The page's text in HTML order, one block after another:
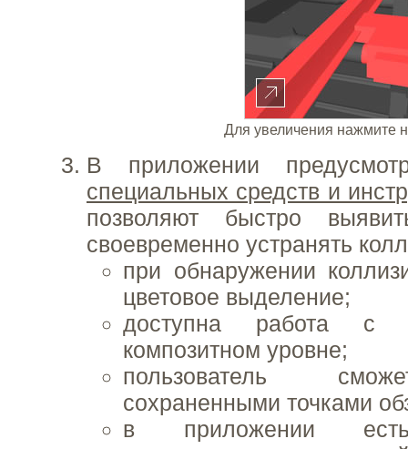
Для увеличения нажмите
В приложении
специальных средств и
позволяют быстро
своевременно устранять
при обнаружении
цветовое выделение;
доступна работа с
композитном уровне;
пользователь
сохраненными точками
в приложении есть